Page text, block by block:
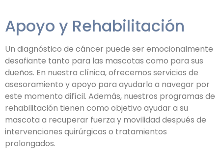
Apoyo y Rehabilitación
Un diagnóstico de cáncer puede ser emocionalmente
desafiante tanto para las mascotas como para sus
dueños. En nuestra clínica, ofrecemos servicios de
asesoramiento y apoyo para ayudarlo a navegar por
este momento difícil. Además, nuestros programas de
rehabilitación tienen como objetivo ayudar a su
mascota a recuperar fuerza y movilidad después de
intervenciones quirúrgicas o tratamientos
prolongados.